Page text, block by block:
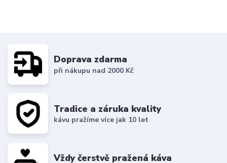
Doprava zdarma
při nákupu nad 2000 Kč
Tradice a záruka kvality
kávu pražíme více jak 10 let
Vždy čerstvě pražená káva